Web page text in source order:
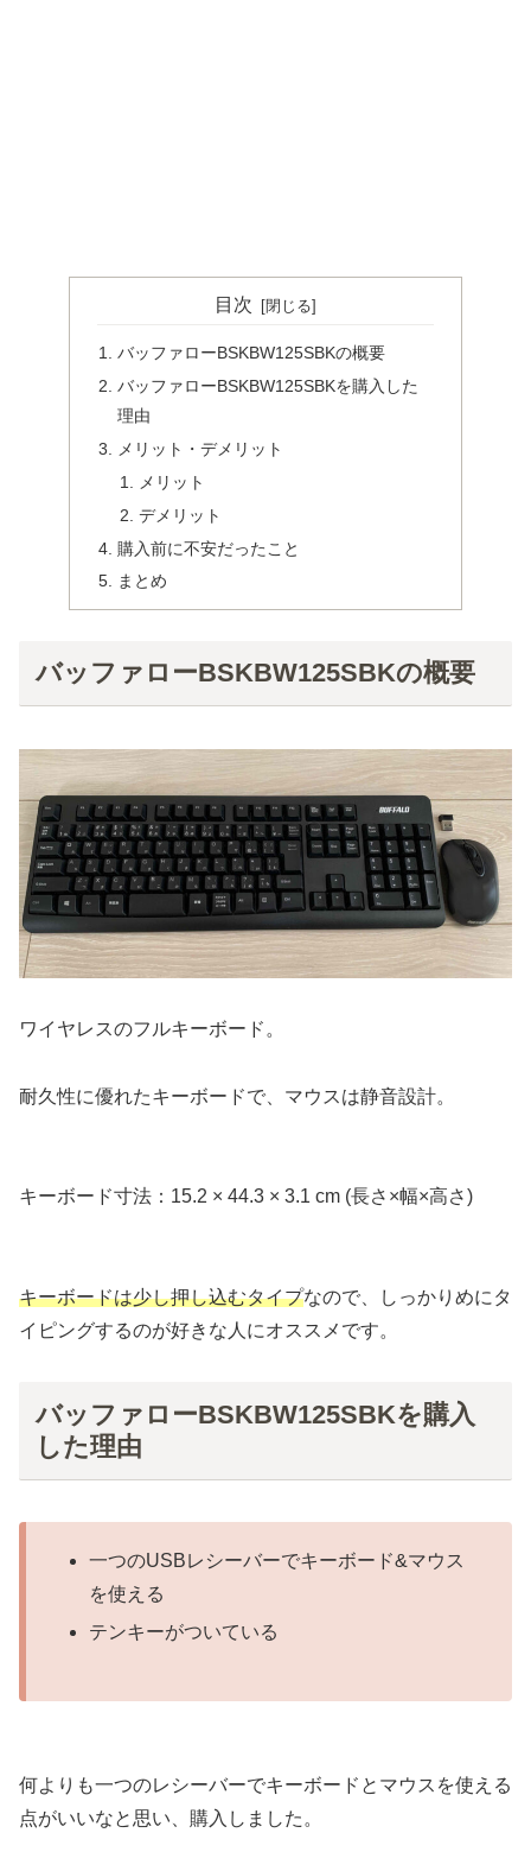
目次
バッファローBSKBW125SBKの概要
バッファローBSKBW125SBKを購入した
理由
メリット・デメリット
メリット
デメリット
購入前に不安だったこと
まとめ
バッファローBSKBW125SBKの概要
ワイヤレスのフルキーボード。
耐久性に優れたキーボードで、マウスは静音設計。
キーボード寸法：15.2 × 44.3 × 3.1 cm (長さ×幅×高さ)
キーボードは少し押し込むタイプなので、しっかりめにタ
イピングするのが好きな人にオススメです。
バッファローBSKBW125SBKを購入
した理由
一つのUSBレシーバーでキーボード&マウス
を使える
テンキーがついている
何よりも一つのレシーバーでキーボードとマウスを使える
点がいいなと思い、購入しました。